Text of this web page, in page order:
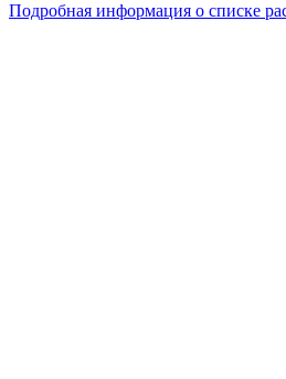
Подробная информация о списке